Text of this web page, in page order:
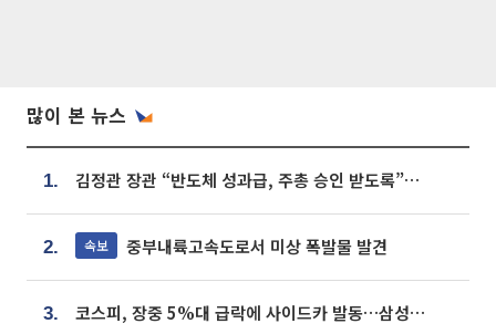
많이 본 뉴스
1. 김정관 장관 “반도체 성과급, 주총 승인 받도록”…상법·자본시장법 개정 시사
2. 속보 중부내륙고속도로서 미상 폭발물 발견
3. 코스피, 장중 5%대 급락에 사이드카 발동…삼성·SK 동반 폭락